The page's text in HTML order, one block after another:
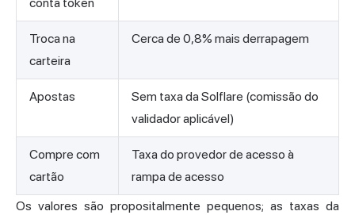
Troca na
carteira
Cerca de 0,8% mais derrapagem
Apostas
Sem taxa da Solflare (comissão do
validador aplicável)
Compre com
cartão
Taxa do provedor de acesso à
rampa de acesso
Os valores são propositalmente pequenos; as taxas da